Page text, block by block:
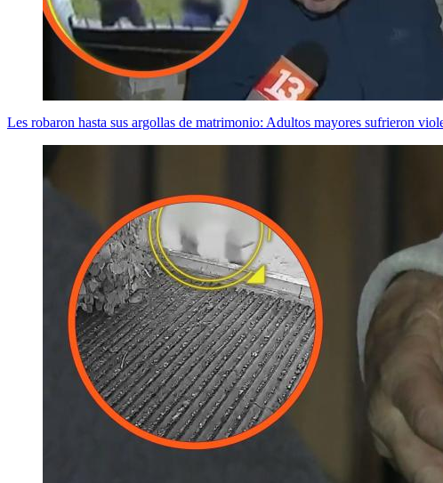
Les robaron hasta sus argollas de matrimonio: Adultos mayores sufrieron